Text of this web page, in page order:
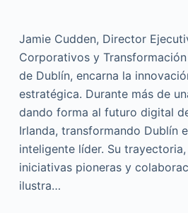
Jamie Cudden, Director
Corporativos y
de Dublín, encarna la
estratégica. Durante más de
dando forma al futuro digital
Irlanda, transformando Dublín
inteligente líder. Su
iniciativas pioneras y
ilustra…